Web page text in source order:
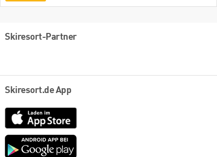
Skiresort-Partner
Skiresort.de App
App
Store
Google